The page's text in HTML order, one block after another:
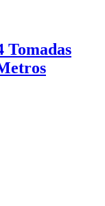
Tomadas